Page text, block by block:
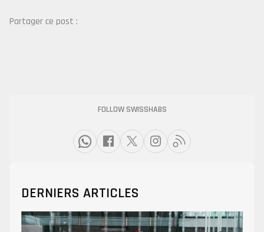
Partager ce post :
FOLLOW SWISSHABS
DERNIERS ARTICLES